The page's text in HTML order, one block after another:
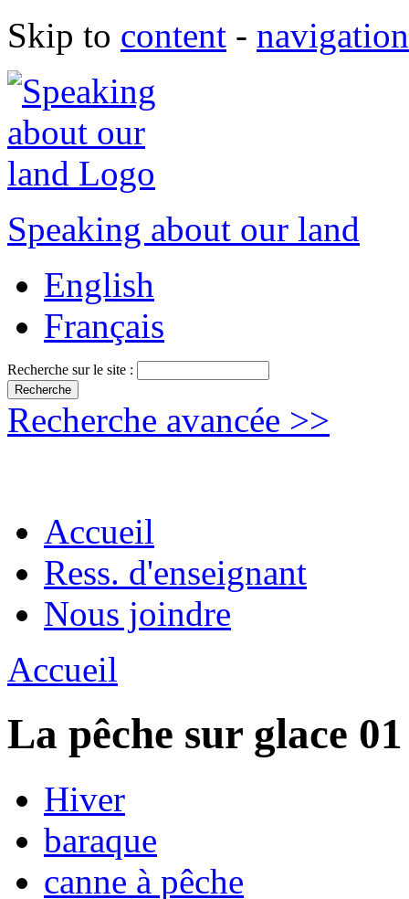
Skip to content - navigation
Speaking about our land
English
Français
Recherche sur le site :
Recherche avancée >>
Accueil
Ress. d'enseignant
Nous joindre
Accueil
La pêche sur glace 01
Hiver
baraque
canne à pêche